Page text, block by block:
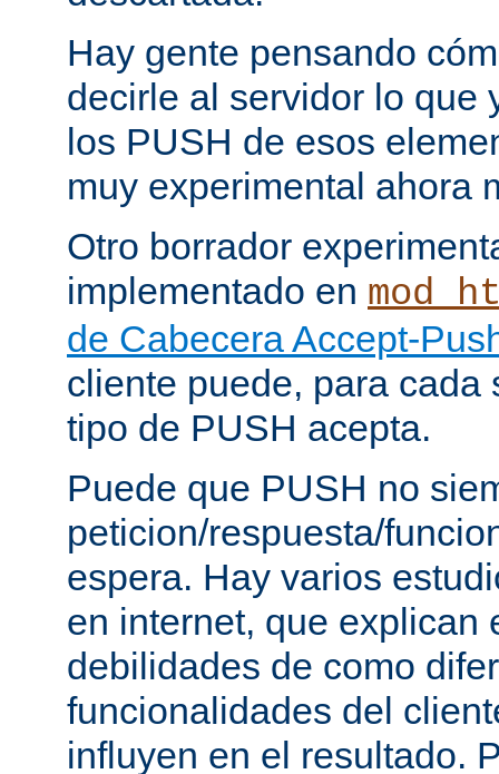
Hay gente pensando
decirle al servidor lo que
los PUSH de esos
muy experimental ahora
Otro borrador
implementado en
de Cabecera Accept-
cliente puede, para cada
tipo de PUSH acepta.
Puede que PUSH no
peticion/respuesta/
espera. Hay varios
en internet, que explican
debilidades de como
funcionalidades del
influyen en el resultado.